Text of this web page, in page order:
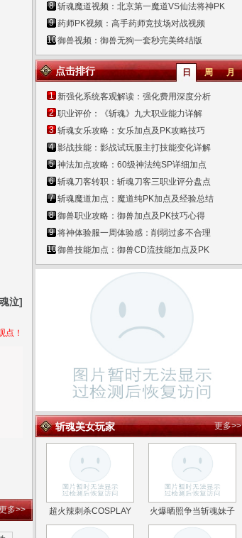
泣]
点！
多>>
8 斩魂魔道视频：北京第一魔道VS仙法将神PK
9 药师PK视频：高手药师竞技场对战视频
10御兽视频：御兽无狗一套秒完美终结版
点击排行 日 周 月
1 新强化系统客观解读：强化费用深度分析
2 职业评价：《斩魂》九大职业能力详解
3 斩魂女乐攻略：女乐加点及PK攻略技巧
4 影战技能：影战试玩服主打技能变化详解
5 神法加点攻略：60级神法纯SP详细加点
6 斩魂刀客转职：斩魂刀客三职业评分盘点
7 斩魂魔道加点：魔道纯PK加点及经验总结
8 御兽职业攻略：御兽加点及PK技巧心得
9 将神体验服一周体验感：削弱过多不合理
10御兽技能加点：御兽CD流技能加点及PK
斩魂美女玩家 更多>>
超火辣刺杀COSPLAY 火爆晒照争当斩魂妹子